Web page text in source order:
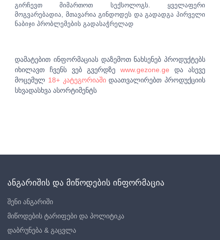
გირჩევთ მიმართოთ სექსოლოგს. ყველაფერი
მოგვარებადია, მთავარია გინდოდეს და გადადგა პირველი
ნაბიჯი პრობლემების გადასაჭრელად
დამატებით ინფორმაციას დაზემოთ ნახსენებ პროდუქტებს
იხილავთ ჩვენს ვებ გვერდზე www.gezone.ge და ასევე
მოცემულ 18+ კატეგორიაშიდაათვალირებთ პროდუქციის
სხვადასხვა ასორტიმენტს
ანგარიშის და მიწოდების ინფორმაცია
შენი ანგარიში
მიწოდების ტარიფები და პოლიტიკა
დაბრუნება & გაცვლა